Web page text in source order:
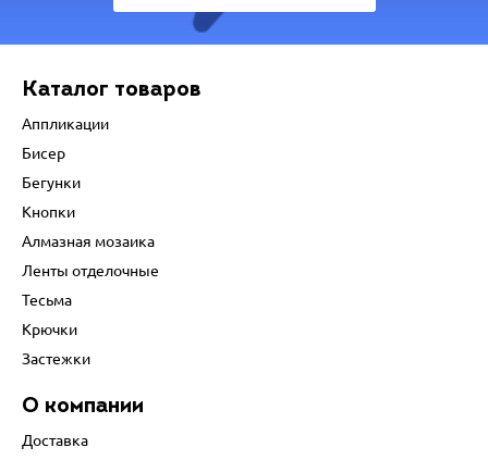
Каталог товаров
Аппликации
Бисер
Бегунки
Кнопки
Алмазная мозаика
Ленты отделочные
Тесьма
Крючки
Застежки
О компании
Доставка